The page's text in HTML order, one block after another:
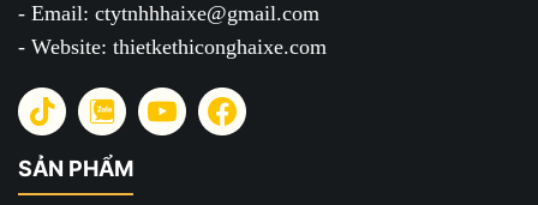
- Email: ctytnhhhaixe@gmail.com
- Website: thietkethiconghaixe.com
SẢN PHẨM